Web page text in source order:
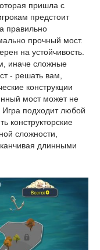
пришла с
предстоит
правильно
прочный мост.
на устойчивость.
иначе сложные
- решать вам,
конструкции
мост может не
Игра подходит любой
конструкторские
сложности,
длинными